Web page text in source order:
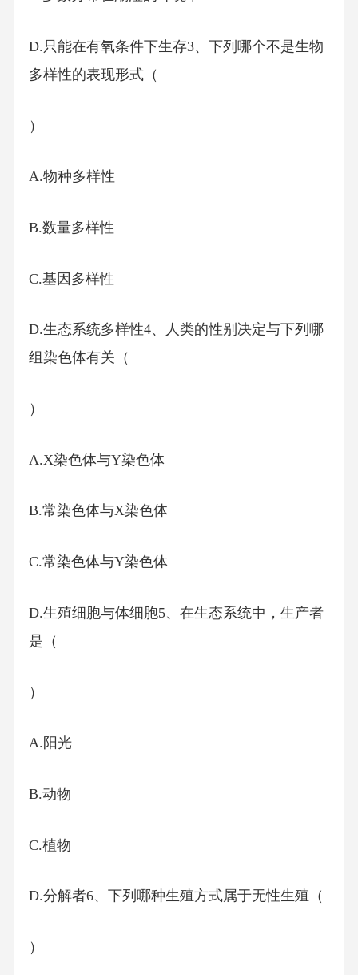
D.只能在有氧条件下生存3、下列哪个不是生物
多样性的表现形式（
）
A.物种多样性
B.数量多样性
C.基因多样性
D.生态系统多样性4、人类的性别决定与下列哪
组染色体有关（
）
A.X染色体与Y染色体
B.常染色体与X染色体
C.常染色体与Y染色体
D.生殖细胞与体细胞5、在生态系统中，生产者
是（
）
A.阳光
B.动物
C.植物
D.分解者6、下列哪种生殖方式属于无性生殖（
）